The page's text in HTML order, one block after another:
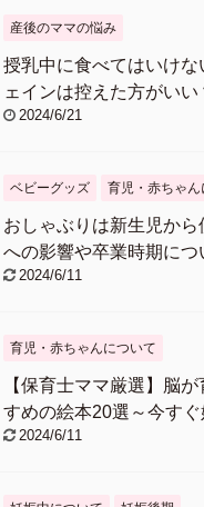
産後のママの悩み
授乳中に食べてはいけな
ェインは控えた方がいい
2024/6/21
ベビーグッズ 育児・赤ちゃん
おしゃぶりは新生児か
への影響や卒業時期につ
2024/6/11
育児・赤ちゃんについて
【保育士ママ厳選】脳
すめの絵本20選～今すぐ
2024/6/11